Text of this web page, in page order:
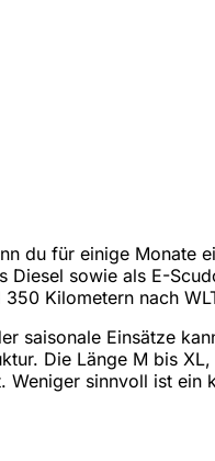
du für einige
sowie als E-
Kilometern nach
saisonale Einsätze
Die Länge M bis
sinnvoll ist